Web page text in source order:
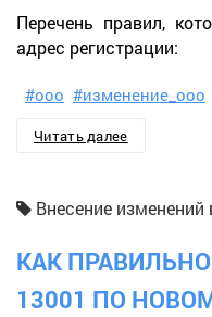
Перечень правил,
адрес регистрации:
#ооо #изменение_ооо
Читать далее
Внесение
КАК
13001 ПО